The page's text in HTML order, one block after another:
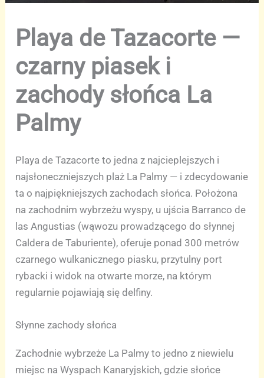
Playa de Tazacorte —
czarny piasek i
zachody słońca La
Palmy
Playa de Tazacorte to jedna z najcieplejszych i
najsłoneczniejszych plaż La Palmy — i zdecydowanie
ta o najpiękniejszych zachodach słońca. Położona
na zachodnim wybrzeżu wyspy, u ujścia Barranco de
las Angustias (wąwozu prowadzącego do słynnej
Caldera de Taburiente), oferuje ponad 300 metrów
czarnego wulkanicznego piasku, przytulny port
rybacki i widok na otwarte morze, na którym
regularnie pojawiają się delfiny.
Słynne zachody słońca
Zachodnie wybrzeże La Palmy to jedno z niewielu
miejsc na Wyspach Kanaryjskich, gdzie słońce